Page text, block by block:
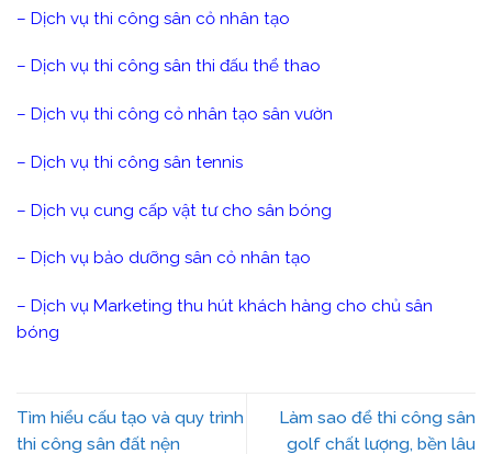
– Dịch vụ thi công sân cỏ nhân tạo
– Dịch vụ thi công sân thi đấu thể thao
– Dịch vụ thi công cỏ nhân tạo sân vườn
– Dịch vụ thi công sân tennis
– Dịch vụ cung cấp vật tư cho sân bóng
– Dịch vụ bảo dưỡng sân cỏ nhân tạo
– Dịch vụ Marketing thu hút khách hàng cho chủ sân
bóng
Tìm hiểu cấu tạo và quy trình
thi công sân đất nện
Làm sao để thi công sân
golf chất lượng, bền lâu